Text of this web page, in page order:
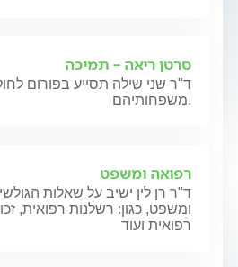
סרטן ריאה - תמיכה
ד"ר שני שילה תסייע בפורום
משפחותיהם.
רפואה ומשפט
ד"ר רן לין ישיב על שאלות
ומשפט, כגון: רשלנות רפואית,
רפואית ועוד